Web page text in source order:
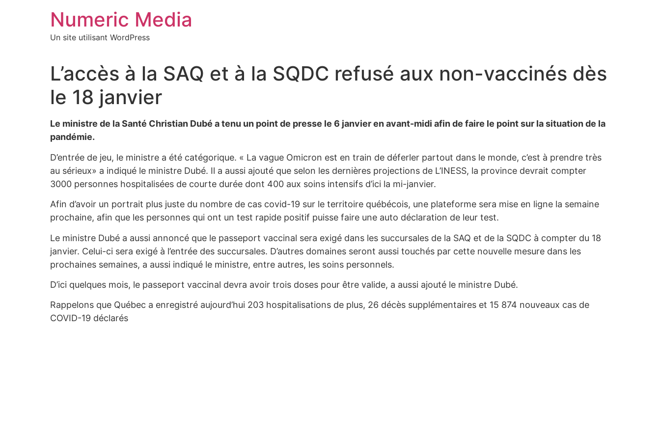
Numeric Media
Un site utilisant WordPress
L’accès à la SAQ et à la SQDC refusé aux non-vaccinés dès
le 18 janvier
Le ministre de la Santé Christian Dubé a tenu un point de presse le 6 janvier en avant-midi afin de faire le point sur la situation de la
pandémie.
D’entrée de jeu, le ministre a été catégorique. « La vague Omicron est en train de déferler partout dans le monde, c’est à prendre très
au sérieux» a indiqué le ministre Dubé. Il a aussi ajouté que selon les dernières projections de L’INESS, la province devrait compter
3000 personnes hospitalisées de courte durée dont 400 aux soins intensifs d’ici la mi-janvier.
Afin d’avoir un portrait plus juste du nombre de cas covid-19 sur le territoire québécois, une plateforme sera mise en ligne la semaine
prochaine, afin que les personnes qui ont un test rapide positif puisse faire une auto déclaration de leur test.
Le ministre Dubé a aussi annoncé que le passeport vaccinal sera exigé dans les succursales de la SAQ et de la SQDC à compter du 18
janvier. Celui-ci sera exigé à l’entrée des succursales. D’autres domaines seront aussi touchés par cette nouvelle mesure dans les
prochaines semaines, a aussi indiqué le ministre, entre autres, les soins personnels.
D’ici quelques mois, le passeport vaccinal devra avoir trois doses pour être valide, a aussi ajouté le ministre Dubé.
Rappelons que Québec a enregistré aujourd’hui 203 hospitalisations de plus, 26 décès supplémentaires et 15 874 nouveaux cas de
COVID-19 déclarés